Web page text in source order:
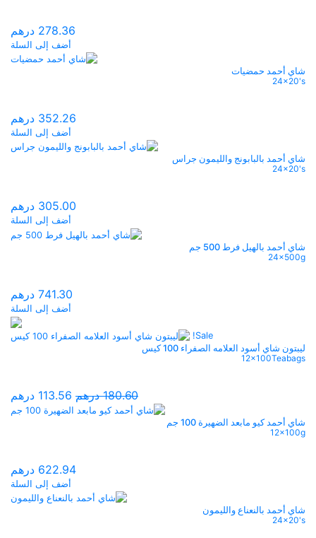
278.36 درهم
أضف إلى السلة
شاي أحمد حمضيات
24x20's
352.26 درهم
أضف إلى السلة
شاي أحمد بالبابونج والليمون جراس
24x20's
305.00 درهم
أضف إلى السلة
شاي أحمد بالهيل فرط 500 جم
24x500g
741.30 درهم
أضف إلى السلة
Sale!
ليبتون شاي أسود العلامه الصفراء 100 كيس
12x100Teabags
180.60 درهم Original
price
was:
113.56 درهم
شاي أحمد كيو مابعد الضهيرة 100 جم
12x100g
622.94 درهم
أضف إلى السلة
شاي أحمد بالنعناع والليمون
24x20's